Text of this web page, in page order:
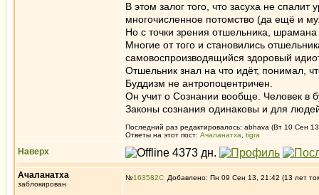
В этом залог того, что засуха не
многочисленное потомство (да ещё и
Но с точки зрения отшельника,
Многие от того и становились
самовоспроизводящийся здоровый
Отшельник знал на что идёт, понимал,
Буддизм не антропоцентричен.
Он учит о Сознании вообще. Человек в
Законы сознания одинаковы и для
Последний раз редактировалось: abhava (Вт 10 Сен
Ответы на этот пост: Ачаланатха tigra
Наверх
Ачаланатха
заблокирован
№163582 Добавлено: Пн 09 Сен 13, 21:42 (13 лет